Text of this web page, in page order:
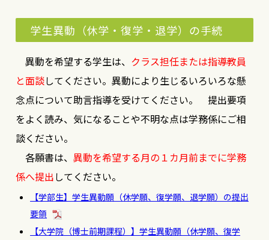
学生異動（休学・復学・退学）の手続
異動を希望する学生は、 クラス担任または指導教員
と面談してください。異動により生じるいろいろな懸
念点について助言指導を受けてください。 提出要項
をよく読み、気になることや不明な点は学務係にご相
談ください。
各願書は、異動を希望する月の１カ月前までに学務
係へ提出してください。
【学部生】学生異動願（休学願、復学願、退学願）の提出
要領
【大学院（博士前期課程）】学生異動願（休学願、復学